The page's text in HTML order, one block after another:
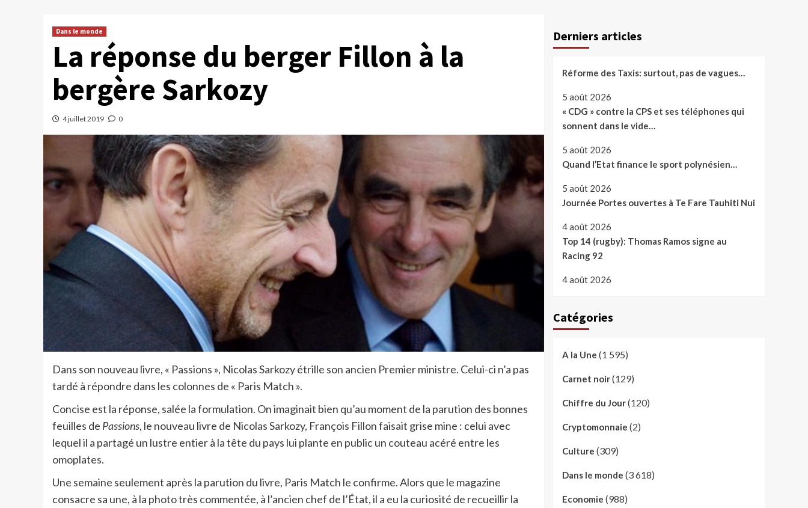
Dans le monde
La réponse du berger Fillon à la
bergère Sarkozy
4 juillet 2019 0
Dans son nouveau livre, « Passions », Nicolas Sarkozy étrille son ancien Premier ministre. Celui-ci n’a pas
tardé à répondre dans les colonnes de « Paris Match ».
Concise est la réponse, salée la formulation. On imaginait bien qu’au moment de la parution des bonnes
feuilles de Passions, le nouveau livre de Nicolas Sarkozy, François Fillon faisait grise mine : celui avec
lequel il a partagé un lustre entier à la tête du pays lui plante en public un couteau acéré entre les
omoplates.
Une semaine seulement après la parution du livre, Paris Match le confirme. Alors que le magazine
consacre sa une, à la photo très commentée, à l’ancien chef de l’État, il a eu la curiosité de recueillir la
Derniers articles
Réforme des Taxis: surtout, pas de vagues…
5 août 2026
« CDG » contre la CPS et ses téléphones qui
sonnent dans le vide…
5 août 2026
Quand l’Etat finance le sport polynésien…
5 août 2026
Journée Portes ouvertes à Te Fare Tauhiti Nui
4 août 2026
Top 14 (rugby): Thomas Ramos signe au
Racing 92
4 août 2026
Catégories
A la Une (1 595)
Carnet noir(129)
Chiffre du Jour(120)
Cryptomonnaie (2)
Culture (309)
Dans le monde (3 618)
Economie (988)